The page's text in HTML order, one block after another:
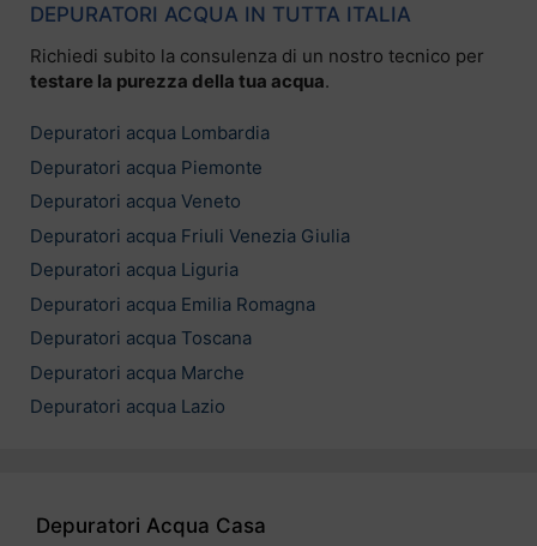
DEPURATORI ACQUA IN TUTTA ITALIA
Richiedi subito la consulenza di un nostro tecnico per
testare la purezza della tua acqua.
Depuratori acqua Lombardia
Depuratori acqua Piemonte
Depuratori acqua Veneto
Depuratori acqua Friuli Venezia Giulia
Depuratori acqua Liguria
Depuratori acqua Emilia Romagna
Depuratori acqua Toscana
Depuratori acqua Marche
Depuratori acqua Lazio
Depuratori Acqua Casa